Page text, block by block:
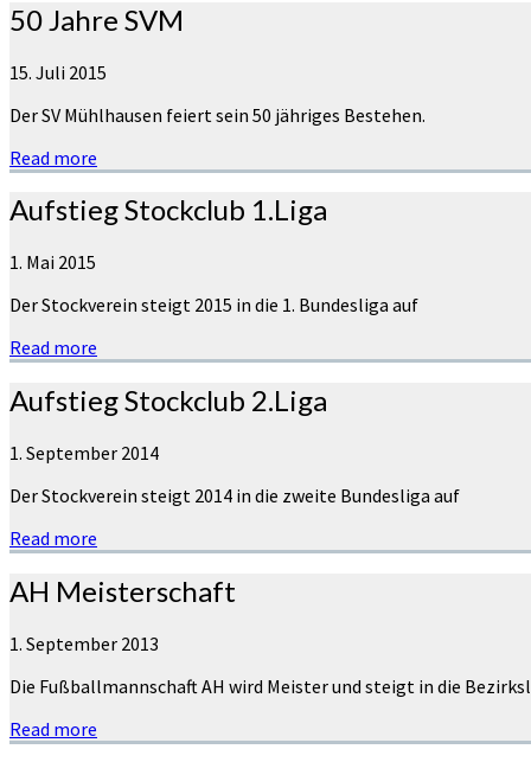
50 Jahre SVM
15. Juli 2015
Der SV Mühlhausen feiert sein 50 jähriges Bestehen.
Read more
Aufstieg Stockclub 1.Liga
1. Mai 2015
Der Stockverein steigt 2015 in die 1. Bundesliga auf
Read more
Aufstieg Stockclub 2.Liga
1. September 2014
Der Stockverein steigt 2014 in die zweite Bundesliga auf
Read more
AH Meisterschaft
1. September 2013
Die Fußballmannschaft AH wird Meister und steigt in die
Read more